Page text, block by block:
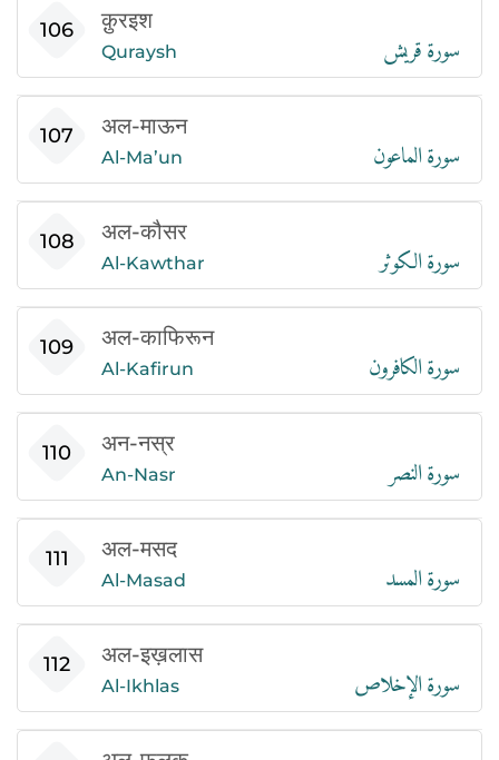
106 क़ुरइश
Quraysh سورة قريش
107 अल-माऊन
Al-Ma’un سورة الماعون
108 अल-कौसर
Al-Kawthar سورة الكوثر
109 अल-काफिरून
Al-Kafirun سورة الكافرون
110 अन-नस्र
An-Nasr سورة النصر
111 अल-मसद
Al-Masad سورة المسد
112 अल-इख़लास
Al-Ikhlas سورة الإخلاص